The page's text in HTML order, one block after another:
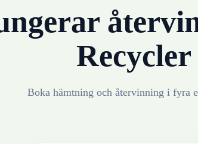
Recycler
Boka hämtning och återvinning i fyra